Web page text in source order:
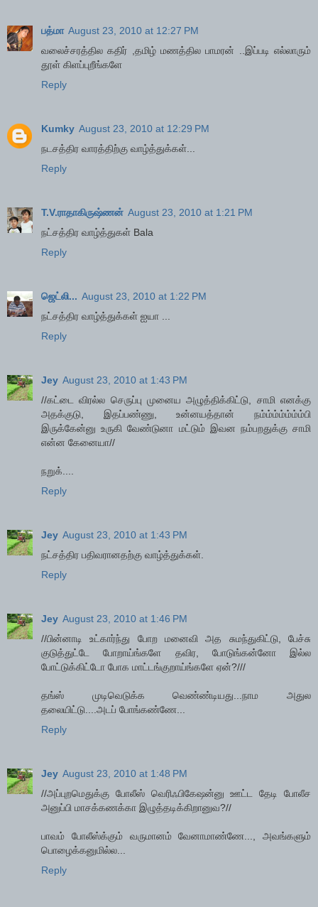
பத்மா August 23, 2010 at 12:27 PM
வலைச்சரத்தில கதிர் ,தமிழ் மணத்தில பாமரன் ..இப்படி எல்லாரும்
தூள் கிளப்புறீங்களே
Reply
Kumky August 23, 2010 at 12:29 PM
நடசத்திர வாரத்திற்கு வாழ்த்துக்கள்...
Reply
T.V.ராதாகிருஷ்ணன் August 23, 2010 at 1:21 PM
நட்சத்திர வாழ்த்துகள் Bala
Reply
ஜெட்லி... August 23, 2010 at 1:22 PM
நட்சத்திர வாழ்த்துக்கள் ஐயா ...
Reply
Jey August 23, 2010 at 1:43 PM
//கட்டை விரல்ல செருப்பு முனைய அழுத்திக்கிட்டு, சாமி எனக்கு
அதக்குடு, இதப்பண்ணு, உன்னயத்தான் நம்ம்ம்ம்ம்ம்ம்பி
இருக்கேன்னு உருகி வேண்டுனா மட்டும் இவன நம்பறதுக்கு சாமி
என்ன கேனையா//
நறுக்....
Reply
Jey August 23, 2010 at 1:43 PM
நட்சத்திர பதிவரானதற்கு வாழ்த்துக்கள்.
Reply
Jey August 23, 2010 at 1:46 PM
//பின்னாடி உட்கார்ந்து போற மனைவி அத சுமந்துகிட்டு, பேச்சு
குடுத்துட்டே போறாய்ங்களே தவிர, போடுங்கன்னோ இல்ல
போட்டுக்கிட்டோ போக மாட்டங்குறாய்ங்களே ஏன்?///
தங்ஸ் முடிவெடுக்க வெண்ண்டியது...நாம அதுல
தலையிட்டு....அடப் போங்கண்ணே...
Reply
Jey August 23, 2010 at 1:48 PM
//அப்புறமெதுக்கு போலீஸ் வெரிஃபிகேஷன்னு ஊட்ட தேடி போலீச
அனுப்பி மாசக்கணக்கா இழுத்தடிக்கிறானுவ?//
பாவம் போலீஸ்க்கும் வருமானம் வேனாமாண்ணே..., அவங்களும்
பொழைக்கனுமில்ல...
Reply